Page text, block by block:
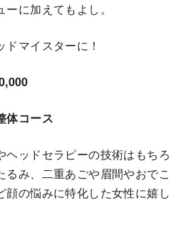
に加えてもよし。
マイスターに！
体コース
ヘッドセラピーの技術はもちろ
るみ、二重あごや眉間やおでこ
顔の悩みに特化した女性に嬉し